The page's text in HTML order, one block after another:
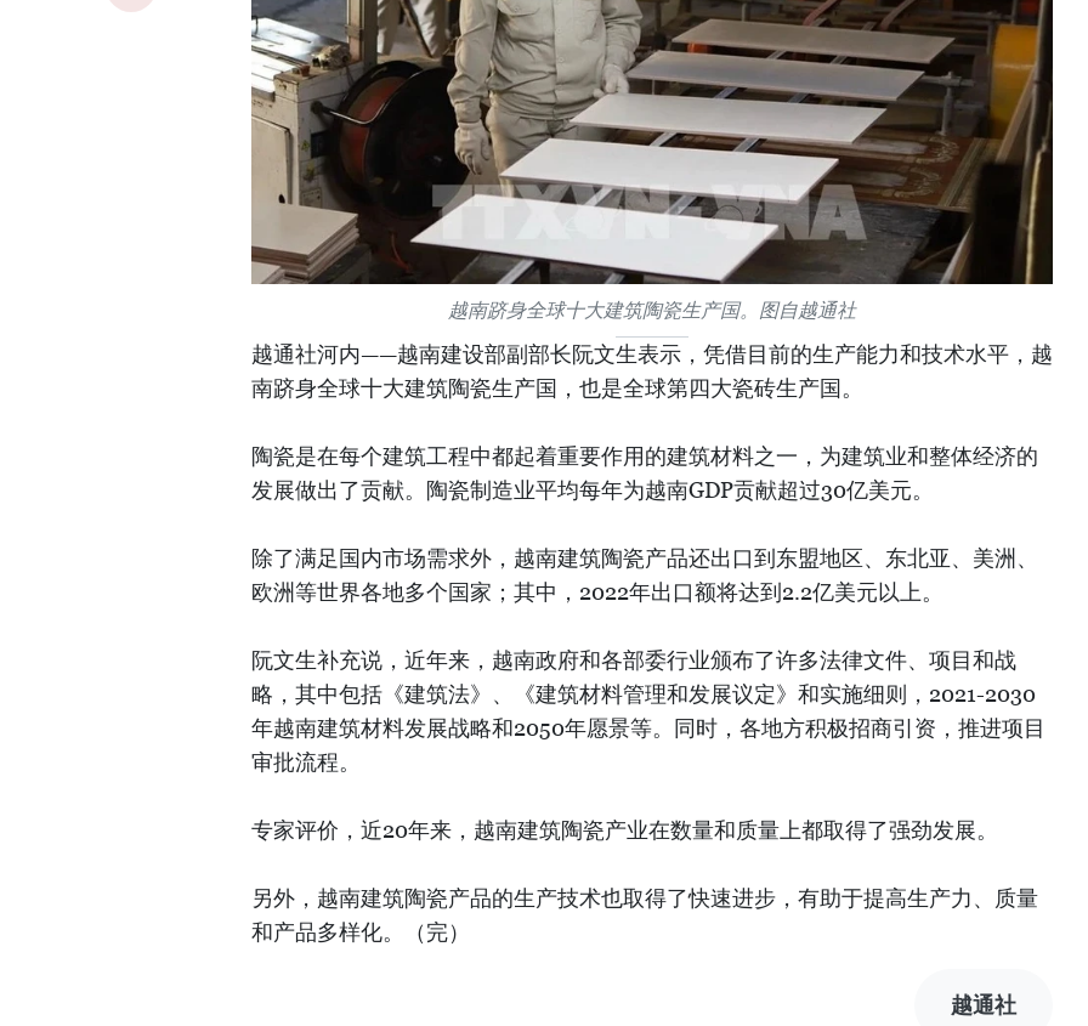
越南跻身全球十大建筑陶瓷生产国。图自越通社
越通社河内——越南建设部副部长阮文生表示，凭借目前的生产能力和技术水平，越
南跻身全球十大建筑陶瓷生产国，也是全球第四大瓷砖生产国。
陶瓷是在每个建筑工程中都起着重要作用的建筑材料之一，为建筑业和整体经济的
发展做出了贡献。陶瓷制造业平均每年为越南GDP贡献超过30亿美元。
除了满足国内市场需求外，越南建筑陶瓷产品还出口到东盟地区、东北亚、美洲、
欧洲等世界各地多个国家；其中，2022年出口额将达到2.2亿美元以上。
阮文生补充说，近年来，越南政府和各部委行业颁布了许多法律文件、项目和战
略，其中包括《建筑法》、《建筑材料管理和发展议定》和实施细则，2021-2030
年越南建筑材料发展战略和2050年愿景等。同时，各地方积极招商引资，推进项目
审批流程。
专家评价，近20年来，越南建筑陶瓷产业在数量和质量上都取得了强劲发展。
另外，越南建筑陶瓷产品的生产技术也取得了快速进步，有助于提高生产力、质量
和产品多样化。（完）
越通社